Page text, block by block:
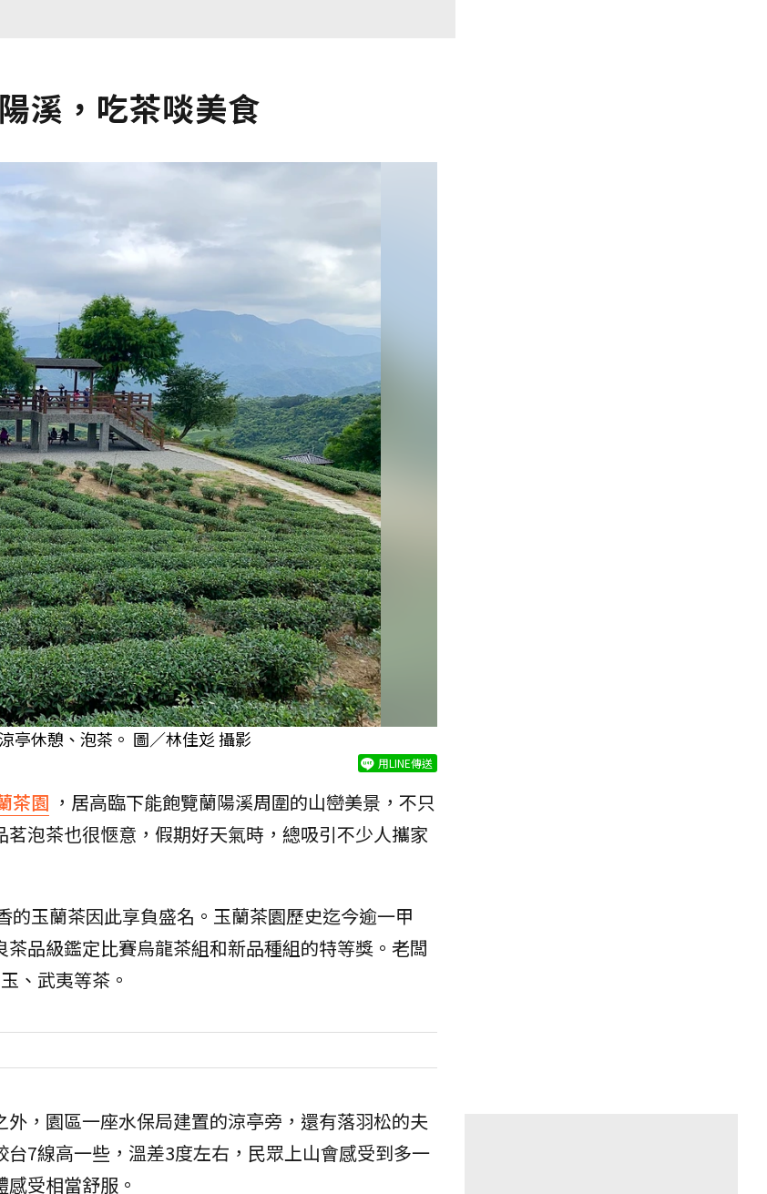
溪，吃茶啖美食
亭休憩、泡茶。 圖／林佳彣 攝影
用LINE傳送
茶園 ，居高臨下能飽覽蘭陽溪周圍的山巒美景，不只
泡茶也很愜意，假期好天氣時，總吸引不少人攜家
的玉蘭茶因此享負盛名。玉蘭茶園歷史迄今逾一甲
品級鑑定比賽烏龍茶組和新品種組的特等獎。老闆
、武夷等茶。
，園區一座水保局建置的涼亭旁，還有落羽松的夫
7線高一些，溫差3度左右，民眾上山會感受到多一
受相當舒服。